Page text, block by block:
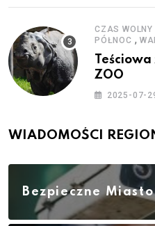
CZAS WOLNY
PÓŁNOC ,
Teściowa
ZOO
2025-07-
WIADOMOŚCI
Bezpieczne Miasto